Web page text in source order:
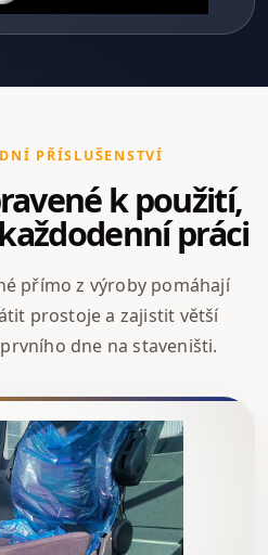
PŘÍSLUŠENSTVÍ
k použití,
práci
přímo z výroby pomáhají
prostoje a zajistit větší
dne na staveništi.